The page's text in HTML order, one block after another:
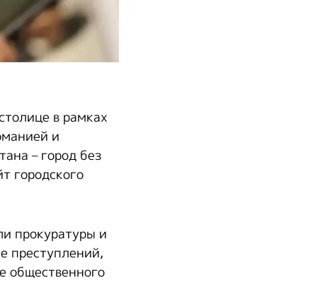
в рамках
и
– город без
городского
прокуратуры и
преступлений,
общественного